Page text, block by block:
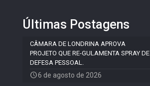
Últimas Postagens
CÂMARA DE LONDRINA APROVA
PROJETO QUE RE-GULAMENTA SPRAY DE
DEFESA PESSOAL.
6 de agosto de 2026